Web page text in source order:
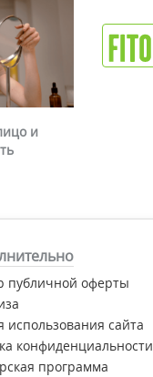
и
публичной оферты
использования сайта
конфиденциальности
программа